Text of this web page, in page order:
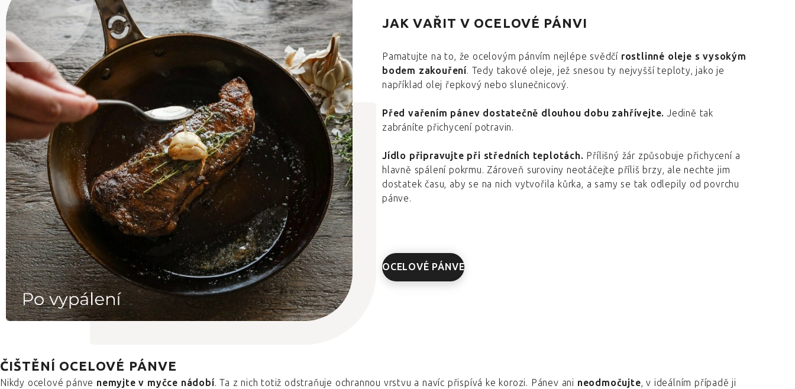
JAK VAŘIT V OCELOVÉ PÁNVI
Pamatujte na to, že ocelovým pánvím nejlépe svědčí rostlinné oleje s vysokým
bodem zakouření. Tedy takové oleje, jež snesou ty nejvyšší teploty, jako je
například olej řepkový nebo slunečnicový.
Před vařením pánev dostatečně dlouhou dobu zahřívejte. Jedině tak
zabráníte přichycení potravin.
Jídlo připravujte při středních teplotách. Přílišný žár způsobuje přichycení a
hlavně spálení pokrmu. Zároveň suroviny neotáčejte příliš brzy, ale nechte jim
dostatek času, aby se na nich vytvořila kůrka, a samy se tak odlepily od povrchu
pánve.
OCELOVÉ PÁNVE
ČIŠTĚNÍ OCELOVÉ PÁNVE
Nikdy ocelové pánve nemyjte v myčce nádobí. Ta z nich totiž odstraňuje ochrannou vrstvu a navíc přispívá ke korozi. Pánev ani neodmočujte, v ideálním případě ji